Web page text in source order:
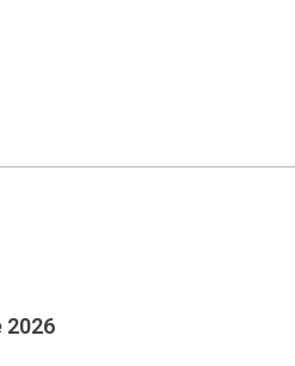
2026